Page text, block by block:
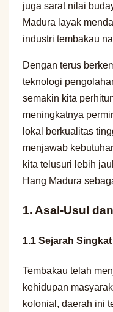
juga sarat nilai
Madura layak
industri tembakau
Dengan terus
teknologi
semakin kita
meningkatnya
lokal berkualitas
menjawab
kita telusuri lebih
Hang Madura
1. Asal-Usul
1.1 Sejarah Singkat
Tembakau telah
kehidupan
kolonial, daerah ini